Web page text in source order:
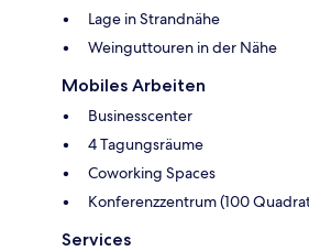
Lage in Strandnähe
Weinguttouren in der Nähe
Mobiles Arbeiten
Businesscenter
4 Tagungsräume
Coworking Spaces
Konferenzzentrum (100
Services